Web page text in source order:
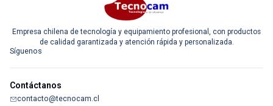
Empresa chilena de tecnología y equipamiento profesional, con productos
de calidad garantizada y atención rápida y personalizada.
Síguenos
Contáctanos
contacto@tecnocam.cl